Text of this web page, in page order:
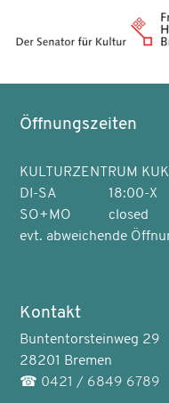
Öffnungszeiten
KULTURZENTRUM
DI-SA
18:00-X
SO+MO
closed
evt. abweichende
Kontakt
Buntentorsteinweg 29
28201 Bremen
☎ 0421 / 6849 6789